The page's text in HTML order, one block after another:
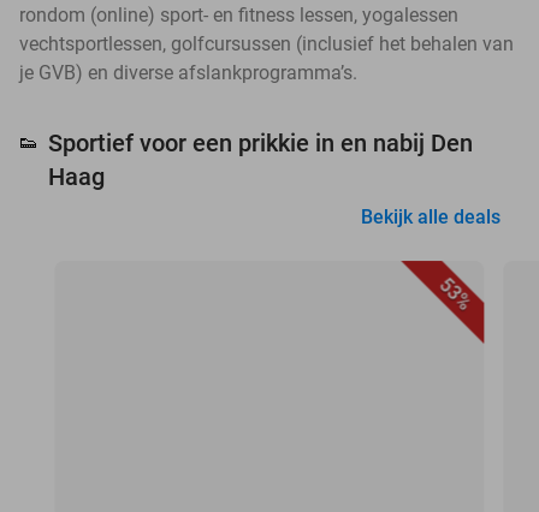
rondom (online) sport- en fitness lessen, yogalessen
vechtsportlessen, golfcursussen (inclusief het behalen van
je GVB) en diverse afslankprogramma’s.
👟 Sportief voor een prikkie in en nabij Den
Haag
Bekijk alle deals
53%